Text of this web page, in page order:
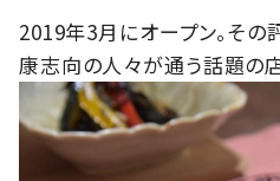
2019年3月にオープン。その
康志向の人々が通う話題の